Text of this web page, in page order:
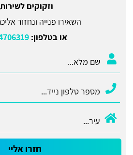
וזקוקים
השאירו פנייה ונחזור
או בטלפון:
חזרו אליי